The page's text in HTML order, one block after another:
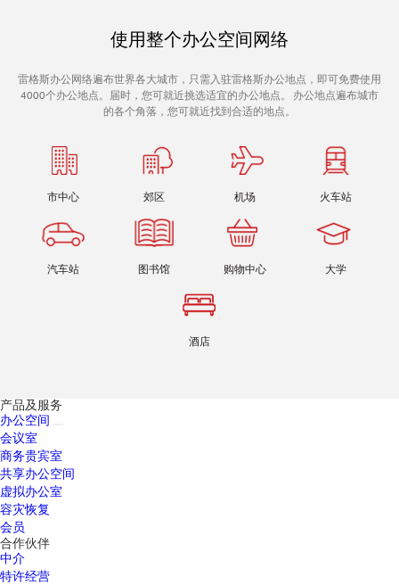
使用整个办公空间网络
雷格斯办公网络遍布世界各大城市，只需入驻雷格斯办公地点，即可免费使用
4000个办公地点。届时，您可就近挑选适宜的办公地点。 办公地点遍布城市
的各个角落，您可就近找到合适的地点。
市中心 郊区 机场 火车站
汽车站 图书馆 购物中心 大学
酒店
产品及服务
办公空间
会议室
商务贵宾室
共享办公空间
虚拟办公室
容灾恢复
会员
合作伙伴
中介
特许经营